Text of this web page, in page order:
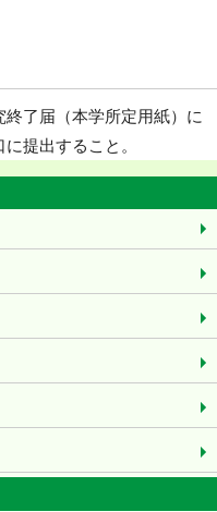
了届（本学所定用紙）に
提出すること。